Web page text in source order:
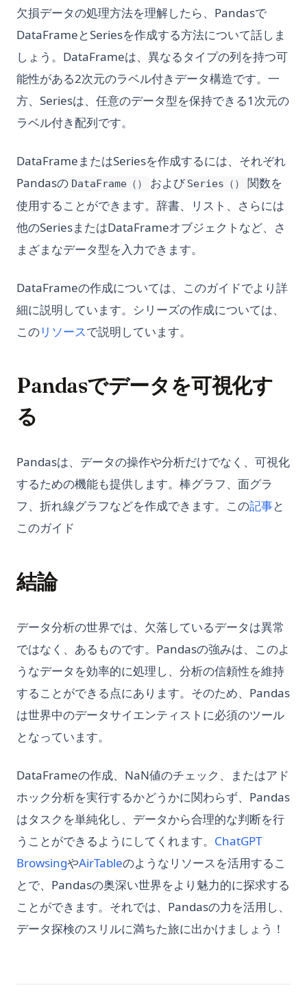
欠損データの処理方法を理解したら、Pandasで
DataFrameとSeriesを作成する方法について話しま
しょう。DataFrameは、異なるタイプの列を持つ可
能性がある2次元のラベル付きデータ構造です。一
方、Seriesは、任意のデータ型を保持できる1次元の
ラベル付き配列です。
DataFrameまたはSeriesを作成するには、それぞれ
Pandasの DataFrame（） および Series（）
関数を
使用することができます。辞書、リスト、さらには
他のSeriesまたはDataFrameオブジェクトなど、さ
まざまなデータ型を入力できます。
DataFrameの作成については、このガイドでより詳
細に説明しています。シリーズの作成については、
このリソースで説明しています。
Pandasでデータを可視化す
る
Pandasは、データの操作や分析だけでなく、可視化
するための機能も提供します。棒グラフ、面グラ
フ、折れ線グラフなどを作成できます。この記事と
このガイド
結論
データ分析の世界では、欠落しているデータは異常
ではなく、あるものです。Pandasの強みは、このよ
うなデータを効率的に処理し、分析の信頼性を維持
することができる点にあります。そのため、Pandas
は世界中のデータサイエンティストに必須のツール
となっています。
DataFrameの作成、NaN値のチェック、またはアド
ホック分析を実行するかどうかに関わらず、Pandas
はタスクを単純化し、データから合理的な判断を行
うことができるようにしてくれます。 ChatGPT
BrowsingやAirTableのようなリソースを活用するこ
とで、Pandasの奥深い世界をより魅力的に探求する
ことができます。それでは、Pandasの力を活用し、
データ探検のスリルに満ちた旅に出かけましょう！